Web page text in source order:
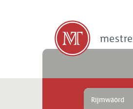
Rijmwäörd